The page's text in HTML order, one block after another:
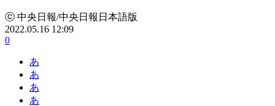
ⓒ 中央日報/中央日報日本語版
2022.05.16 12:09
0
あ
あ
あ
あ